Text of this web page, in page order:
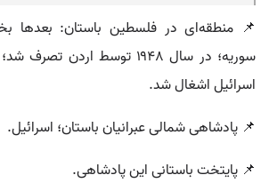
📌 منطقه‌ای در فلسطین باستان: بعدها
اسرائیل اشغال شد.
📌 پادشاهی شمالی عبرانیان باستان؛ اسرائیل.
📌 پایتخت باستانی این پادشاهی.